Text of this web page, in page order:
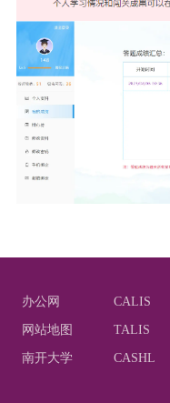
办公网 CALIS
网站地图 TALIS
南开大学 CASHL